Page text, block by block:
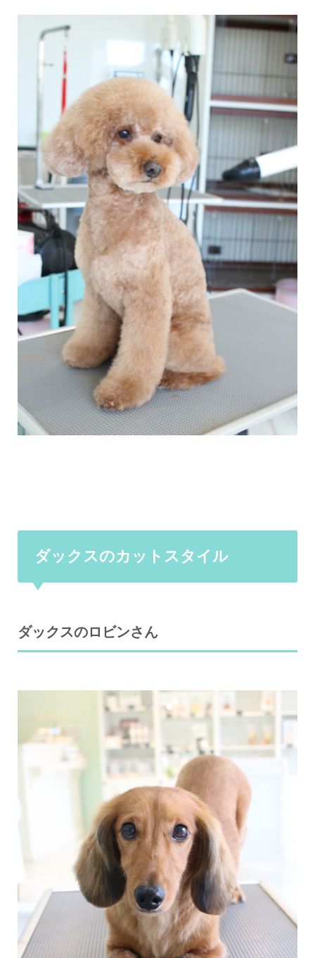
ダックスのカットスタイル
ダックスのロビンさん